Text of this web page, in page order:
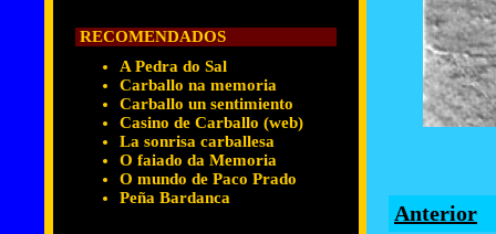
RECOMENDADOS
A Pedra do Sal
Carballo na memoria
Carballo un sentimiento
Casino de Carballo (web)
La sonrisa carballesa
O faiado da Memoria
O mundo de Paco Prado
Peña Bardanca
Anterior